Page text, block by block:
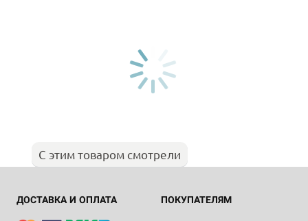
С этим товаром смотрели
ДОСТАВКА И ОПЛАТА ПОКУПАТЕЛЯМ